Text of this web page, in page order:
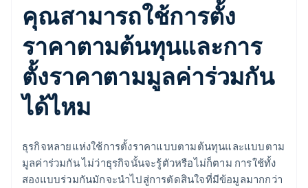
คุณสามารถใช้การตั้ง
ราคาตามต้นทุนและการ
ตั้งราคาตามมูลค่าร่วมกัน
ได้ไหม
ธุรกิจหลายแห่งใช้การตั้งราคาแบบตามต้นทุนและแบบตาม
มูลค่าร่วมกัน ไม่ว่าธุรกิจนั้นจะรู้ตัวหรือไม่ก็ตาม การใช้ทั้ง
สองแบบร่วมกันมักจะนำไปสู่การตัดสินใจที่มีข้อมูลมากกว่า